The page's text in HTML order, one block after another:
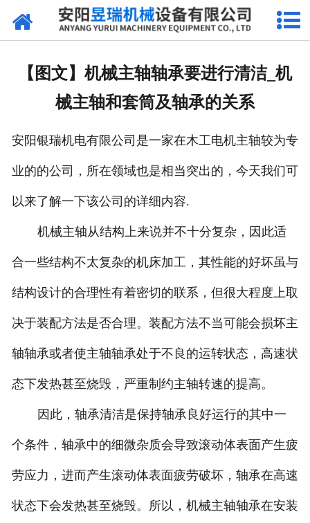
网站首页
【图文】机械主轴轴承要进行清洁_机
械主轴和套筒及轴承的关系
安阳银瑞机电有限公司是一家在木工电机主轴较为专
业的的公司，所在领域也是相当突出的，今天我们可
以来了解一下该公司的详细内容.
机械主轴从结构上来说并不十分复杂，因此适
合一些结构不太复杂的机床加工，其性能的好坏虽与
结构设计的合理性有着密切的联系，但很大程度上取
决于装配方法是否合理。装配方法不当可能会损坏主
轴轴承或者使主轴轴承处于不良的运转状态，高速状
态下发热甚至烧毁，严重制约主轴转速的提高。
因此，轴承清洁是保持轴承良好运行的其中一
个条件，轴承中的细微杂质会导致滚动体表面产生疲
劳应力，进而产生滚动体表面疲劳破坏，轴承在高速
状态下会发热甚至烧毁。所以，机械主轴轴承在安装